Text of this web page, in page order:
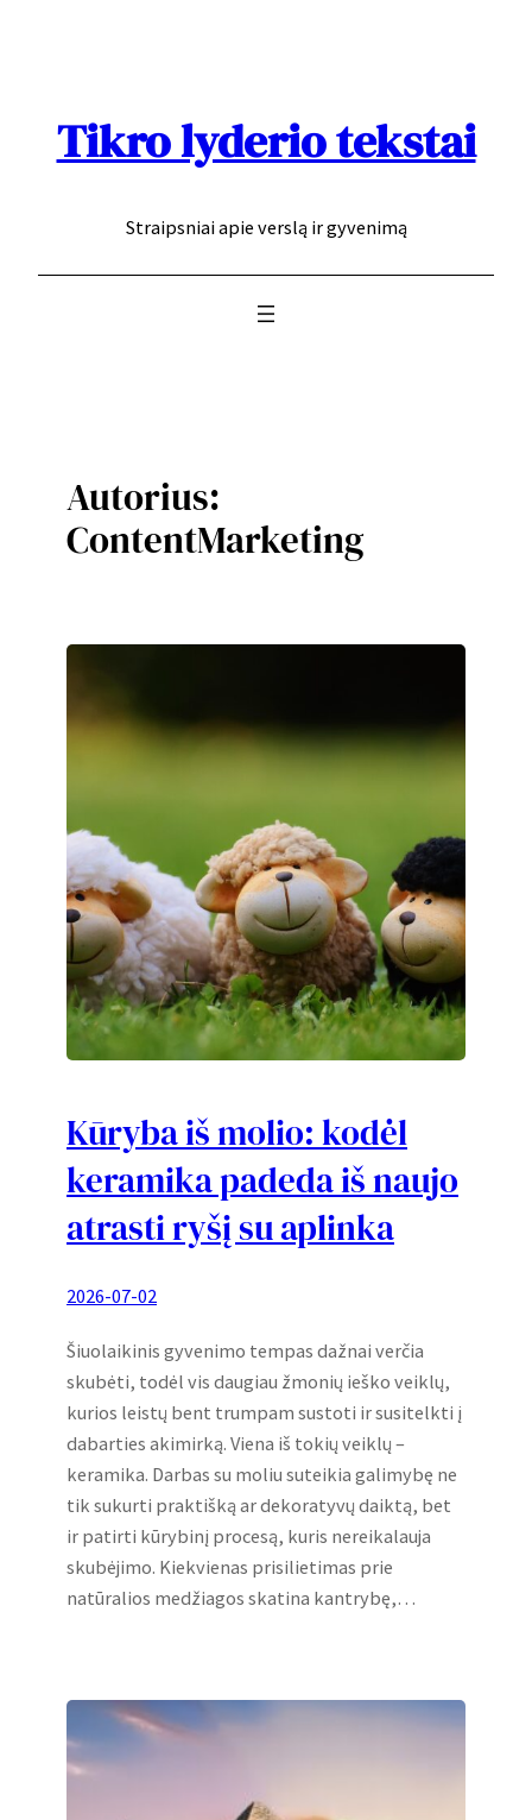
Tikro lyderio tekstai
Straipsniai apie verslą ir gyvenimą
Autorius:
ContentMarketing
Kūryba iš molio: kodėl
keramika padeda iš naujo
atrasti ryšį su aplinka
2026-07-02
Šiuolaikinis gyvenimo tempas dažnai verčia
skubėti, todėl vis daugiau žmonių ieško veiklų,
kurios leistų bent trumpam sustoti ir susitelkti į
dabarties akimirką. Viena iš tokių veiklų –
keramika. Darbas su moliu suteikia galimybę ne
tik sukurti praktišką ar dekoratyvų daiktą, bet
ir patirti kūrybinį procesą, kuris nereikalauja
skubėjimo. Kiekvienas prisilietimas prie
natūralios medžiagos skatina kantrybę,…